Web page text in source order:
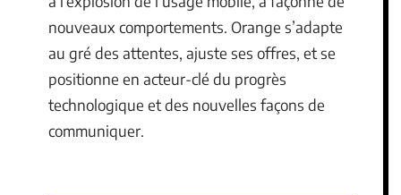
nouveaux comportements. Orange s’adapte
au gré des attentes, ajuste ses offres, et se
positionne en acteur-clé du progrès
technologique et des nouvelles façons de
communiquer.